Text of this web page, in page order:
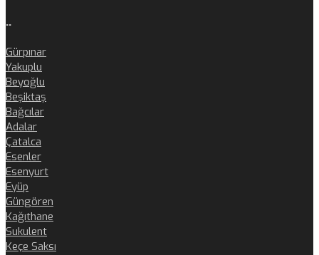
..
Gürpınar
Yakuplu
Beyoğlu
Beşiktaş
Bağcılar
Adalar
Çatalca
Esenler
Esenyurt
Eyüp
Güngören
Kağıthane
Sukulent
Keçe Saksı